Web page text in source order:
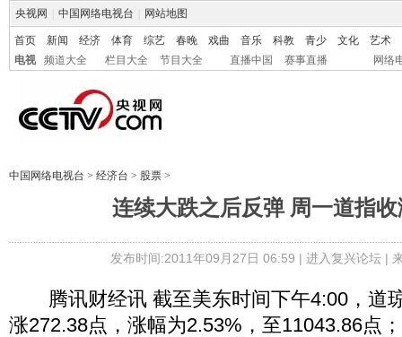
央视网 中国网络电视台 网站地图
首页 新闻 经济 体育 综艺 春晚 戏曲 音乐 科教 青少 文化
艺术
电视
频道大全 栏目大全 节目大全 直播中国 赛事直播 网络
中国网络电视台 > 经济台 > 股票 >
连续大跌之后反弹 周一道指收
发布时间:2011年09月27日 06:59 | 进入复兴论坛|
腾讯财经讯 截至美东时间下午4:00，道
涨272.38点，涨幅为2.53%，至11043.86点